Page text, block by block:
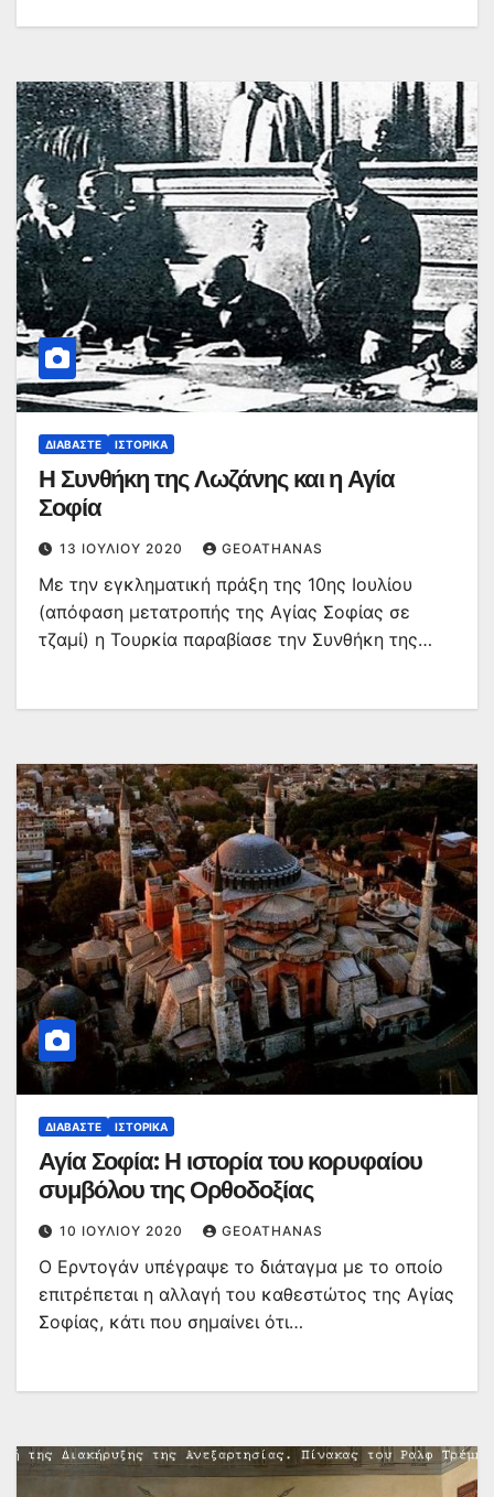
ΔΙΑΒΆΣΤΕ ΙΣΤΟΡΙΚΆ
Η Συνθήκη της Λωζάνης και η Αγία
Σοφία
13 ΙΟΥΛΊΟΥ 2020 GEOATHANAS
Με την εγκληματική πράξη της 10ης Ιουλίου
(απόφαση μετατροπής της Αγίας Σοφίας σε
τζαμί) η Τουρκία παραβίασε την Συνθήκη της…
ΔΙΑΒΆΣΤΕ ΙΣΤΟΡΙΚΆ
Αγία Σοφία: Η ιστορία του κορυφαίου
συμβόλου της Ορθοδοξίας
10 ΙΟΥΛΊΟΥ 2020 GEOATHANAS
Ο Ερντογάν υπέγραψε το διάταγμα με το οποίο
επιτρέπεται η αλλαγή του καθεστώτος της Αγίας
Σοφίας, κάτι που σημαίνει ότι…